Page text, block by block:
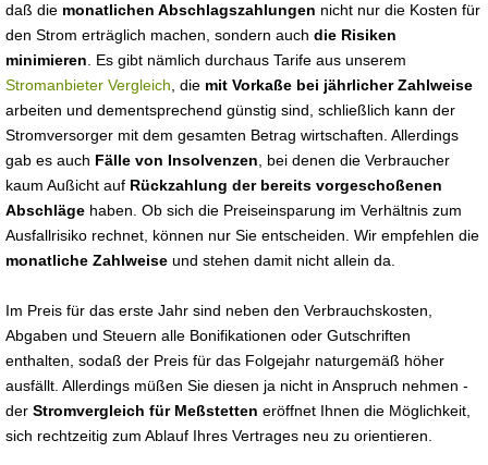
daß die monatlichen Abschlagszahlungen nicht nur die Kosten für
den Strom erträglich machen, sondern auch die Risiken
minimieren . Es gibt nämlich durchaus Tarife aus unserem
Stromanbieter Vergleich , die mit Vorkaße bei jährlicher Zahlweise
arbeiten und dementsprechend günstig sind, schließlich kann der
Stromversorger mit dem gesamten Betrag wirtschaften. Allerdings
gab es auch Fälle von Insolvenzen , bei denen die Verbraucher
kaum Außicht auf Rückzahlung der bereits vorgeschoßenen
Abschläge haben. Ob sich die Preiseinsparung im Verhältnis zum
Ausfallrisiko rechnet, können nur Sie entscheiden. Wir empfehlen die
monatliche Zahlweise und stehen damit nicht allein da.
Im Preis für das erste Jahr sind neben den Verbrauchskosten,
Abgaben und Steuern alle Bonifikationen oder Gutschriften
enthalten, sodaß der Preis für das Folgejahr naturgemäß höher
ausfällt. Allerdings müßen Sie diesen ja nicht in Anspruch nehmen -
der Stromvergleich für Meßstetten eröffnet Ihnen die Möglichkeit,
sich rechtzeitig zum Ablauf Ihres Vertrages neu zu orientieren.